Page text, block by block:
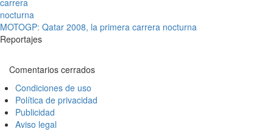
MOTOGP: Qatar 2008, la primera carrera nocturna
Reportajes
Comentarios cerrados
Condiciones de uso
Política de privacidad
Publicidad
Aviso legal